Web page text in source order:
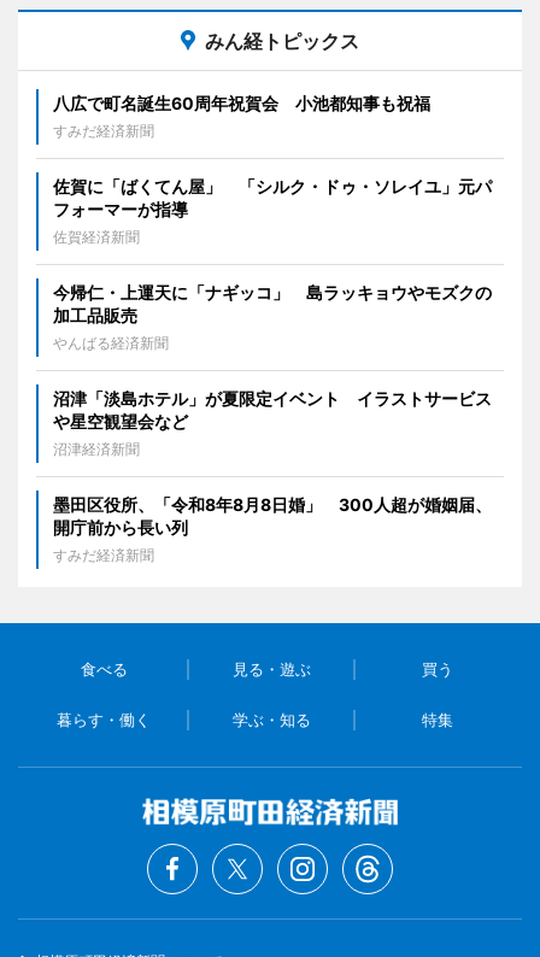
みん経トピックス
八広で町名誕生60周年祝賀会 小池都知事も祝福
すみだ経済新聞
佐賀に「ばくてん屋」 「シルク・ドゥ・ソレイユ」元パ
フォーマーが指導
佐賀経済新聞
今帰仁・上運天に「ナギッコ」 島ラッキョウやモズクの
加工品販売
やんばる経済新聞
沼津「淡島ホテル」が夏限定イベント イラストサービス
や星空観望会など
沼津経済新聞
墨田区役所、「令和8年8月8日婚」 300人超が婚姻届、
開庁前から長い列
すみだ経済新聞
食べる 見る・遊ぶ 買う
暮らす・働く 学ぶ・知る 特集